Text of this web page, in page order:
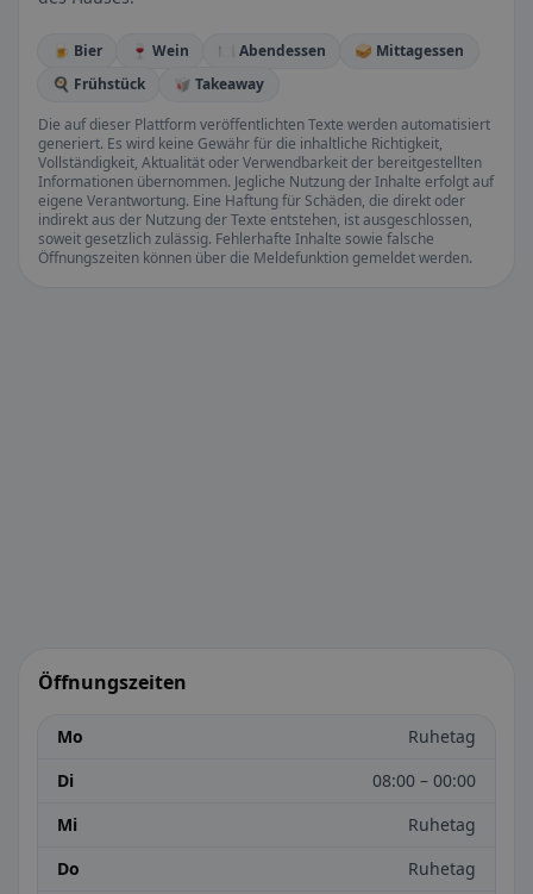
🍺 Bier 🍷 Wein 🍽️ Abendessen
🥪 Mittagessen
🍳 Frühstück
🥡 Takeaway
Die auf dieser Plattform veröffentlichten Texte werden automatisiert
generiert. Es wird keine Gewähr für die inhaltliche Richtigkeit,
Vollständigkeit, Aktualität oder Verwendbarkeit der bereitgestellten
Informationen übernommen. Jegliche Nutzung der Inhalte erfolgt auf
eigene Verantwortung. Eine Haftung für Schäden, die direkt oder
indirekt aus der Nutzung der Texte entstehen, ist ausgeschlossen,
soweit gesetzlich zulässig. Fehlerhafte Inhalte sowie falsche
Öffnungszeiten können über die Meldefunktion gemeldet werden.
Öffnungszeiten
Mo
Ruhetag
Di
08:00 – 00:00
Mi
Ruhetag
Do
Ruhetag